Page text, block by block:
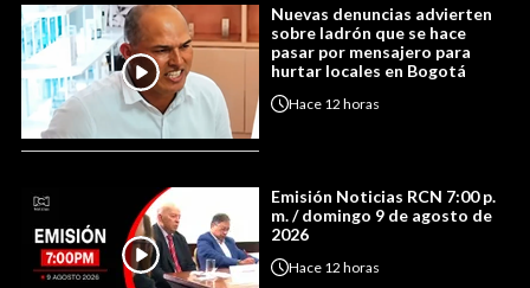
Nuevas denuncias advierten
sobre ladrón que se hace
pasar por mensajero para
hurtar locales en Bogotá
Hace 12 horas
Emisión Noticias RCN 7:00 p.
m. / domingo 9 de agosto de
2026
Hace 12 horas